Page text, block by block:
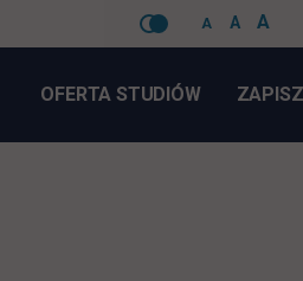
A A
A
nawigacje
OFERTA STUDIÓW